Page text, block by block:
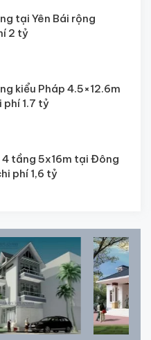
tại Yên Bái rộng
2 tỷ
kiểu Pháp 4.5×12.6m
phí 1.7 tỷ
4 tầng 5x16m tại Đông
phí 1,6 tỷ